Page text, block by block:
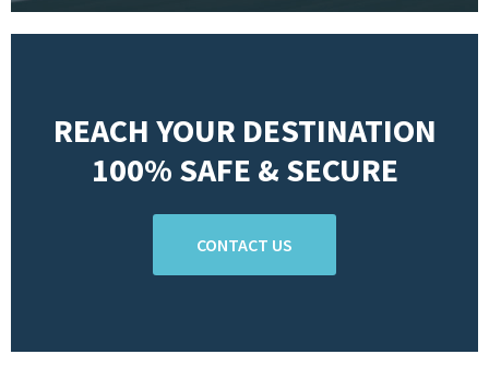
REACH YOUR DESTINATION
100% SAFE & SECURE
CONTACT US